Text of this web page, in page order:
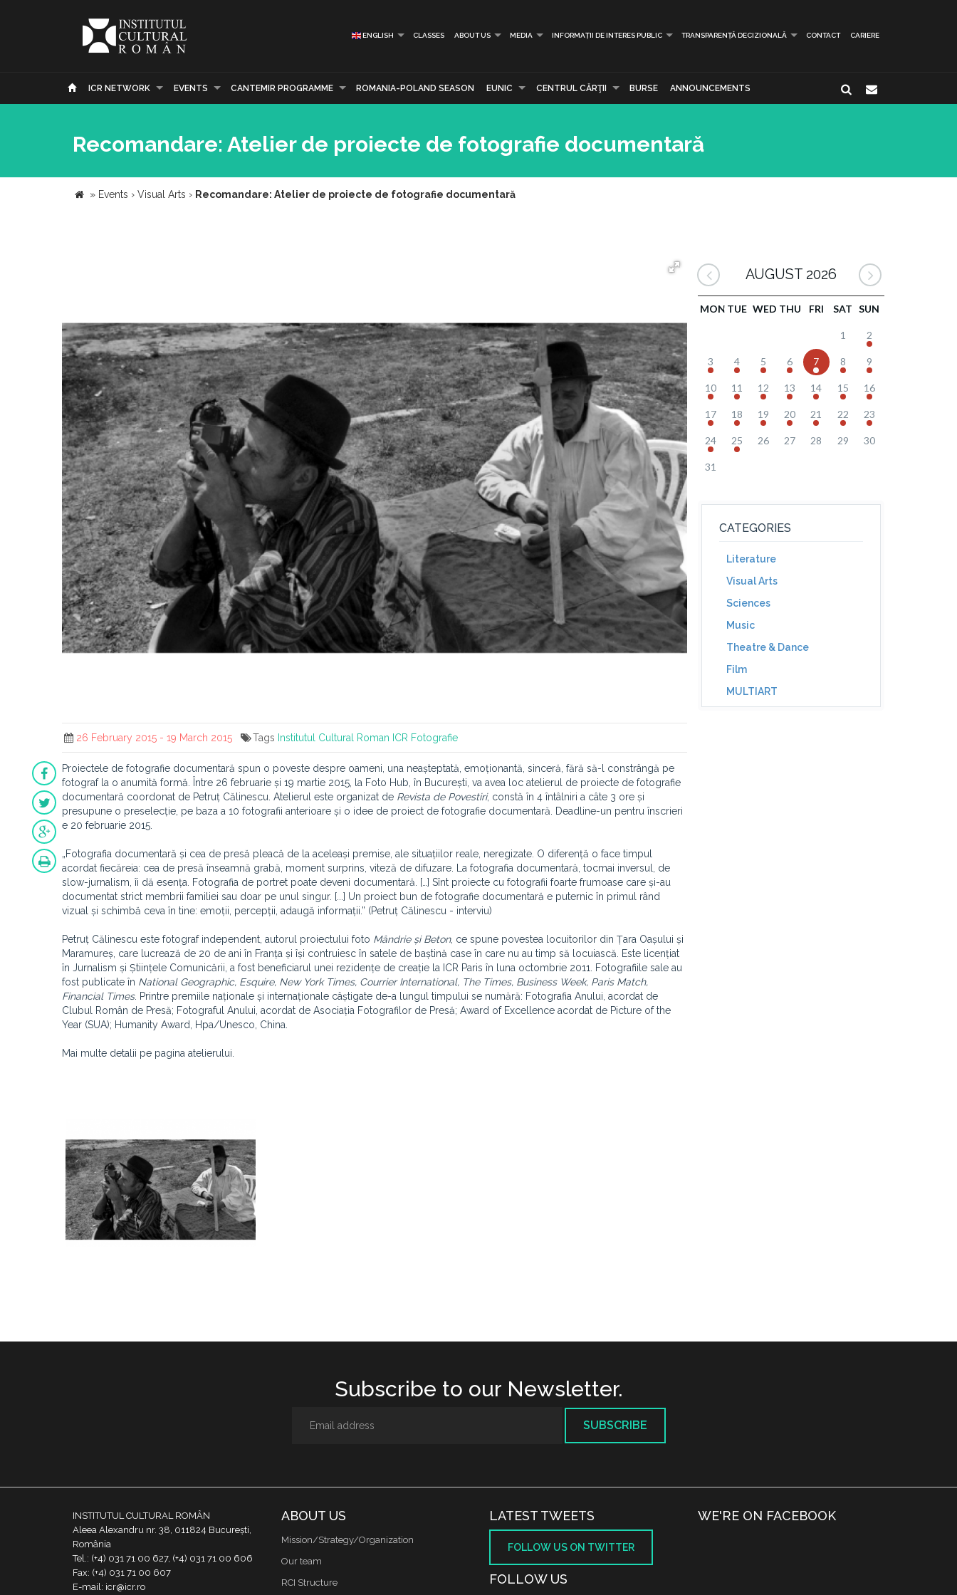
ENGLISH CLASSES ABOUT US MEDIA INFORMAȚII DE INTERES PUBLIC TRANSPARENȚĂ DECIZIONALĂ CONTACT CARIERE
ICR NETWORK EVENTS CANTEMIR PROGRAMME ROMANIA-POLAND SEASON EUNIC CENTRUL CĂRŢII BURSE ANNOUNCEMENTS
Recomandare: Atelier de proiecte de fotografie documentară
» Events › Visual Arts › Recomandare: Atelier de proiecte de fotografie documentară
26 February 2015 - 19 March 2015 Tags Institutul Cultural Roman ICR Fotografie
Proiectele de fotografie documentară spun o poveste despre oameni, una neașteptată, emoționantă, sinceră, fără să-l constrângă pe
fotograf la o anumită formă. Între 26 februarie și 19 martie 2015, la Foto Hub, în București, va avea loc atelierul de proiecte de fotografie
documentară coordonat de Petruț Călinescu. Atelierul este organizat de Revista de Povestiri, constă în 4 întâlniri a câte 3 ore și
presupune o preselecție, pe baza a 10 fotografii anterioare și o idee de proiect de fotografie documentară. Deadline-un pentru înscrieri
e 20 februarie 2015.
„Fotografia documentară și cea de presă pleacă de la aceleași premise, ale situațiilor reale, neregizate. O diferență o face timpul
acordat fiecăreia: cea de presă înseamnă grabă, moment surprins, viteză de difuzare. La fotografia documentară, tocmai inversul, de
slow-jurnalism, îi dă esența. Fotografia de portret poate deveni documentară. […] Sînt proiecte cu fotografii foarte frumoase care și-au
documentat strict membrii familiei sau doar pe unul singur. [...] Un proiect bun de fotografie documentară e puternic în primul rând
vizual și schimbă ceva în tine: emoții, percepții, adaugă informații.” (Petruț Călinescu - interviu)
Petruț Călinescu este fotograf independent, autorul proiectului foto Mândrie și Beton, ce spune povestea locuitorilor din Țara Oașului și
Maramureș, care lucrează de 20 de ani în Franța și își contruiesc în satele de baștină case în care nu au timp să locuiască. Este licențiat
în Jurnalism și Științele Comunicării, a fost beneficiarul unei rezidențe de creație la ICR Paris în luna octombrie 2011. Fotografiile sale au
fost publicate în National Geographic, Esquire, New York Times, Courrier International, The Times, Business Week, Paris Match,
Financial Times. Printre premiile naționale și internaționale câștigate de-a lungul timpului se numără: Fotografia Anului, acordat de
Clubul Român de Presă; Fotograful Anului, acordat de Asociația Fotografilor de Presă; Award of Excellence acordat de Picture of the
Year (SUA); Humanity Award, Hpa/Unesco, China.
Mai multe detalii pe pagina atelierului.
AUGUST 2026
MON TUE WED THU FRI SAT SUN
1 2
3 4 5 6 7 8 9
10 11 12 13 14 15 16
17 18 19 20 21 22 23
24 25 26 27 28 29 30
31
CATEGORIES
Literature
Visual Arts
Sciences
Music
Theatre & Dance
Film
MULTIART
Subscribe to our Newsletter.
SUBSCRIBE
INSTITUTUL CULTURAL ROMÂN
Aleea Alexandru nr. 38, 011824 București,
România
Tel.: (+4) 031 71 00 627, (+4) 031 71 00 606
Fax: (+4) 031 71 00 607
E-mail: icr@icr.ro
ABOUT US
Mission/Strategy/Organization
Our team
RCI Structure
LATEST TWEETS
FOLLOW US ON TWITTER
FOLLOW US
WE'RE ON FACEBOOK